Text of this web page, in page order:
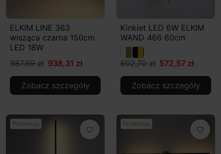
ELKIM LINE 363
wisząca czarna 150cm
LED 18W
987,69 zł 938,31 zł
Zobacz szczegóły
Kinkiet LED 6W ELKIM
WAND 466 60cm
602,70 zł 572,57 zł
Zobacz szczegóły
Promocja
favorite_border
Promocja
favorite_border